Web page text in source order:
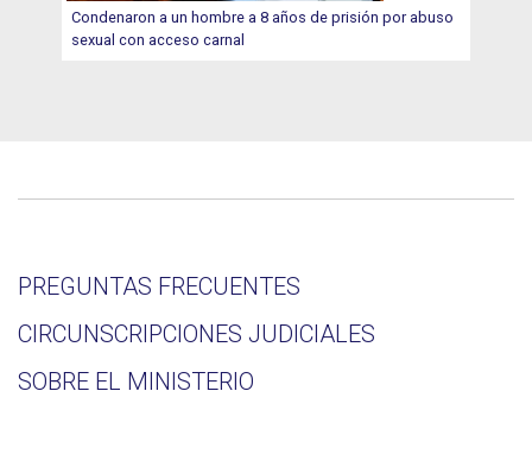
Condenaron a un hombre a 8 años de prisión por abuso
sexual con acceso carnal
PREGUNTAS FRECUENTES
CIRCUNSCRIPCIONES JUDICIALES
SOBRE EL MINISTERIO